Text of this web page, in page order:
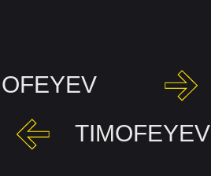
TIMOFEYEV